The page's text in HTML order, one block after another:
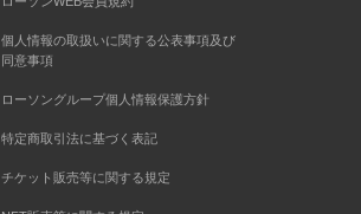
個人情報の取扱いに関する公表事項及び
同意事項
ローソングループ個人情報保護方針
特定商取引法に基づく表記
チケット販売等に関する規定